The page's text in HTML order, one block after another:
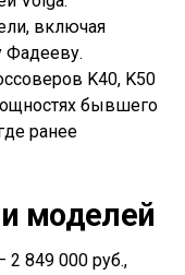
включая
Фадееву.
K40, K50
бывшего
ранее
моделей
849 000 руб.,